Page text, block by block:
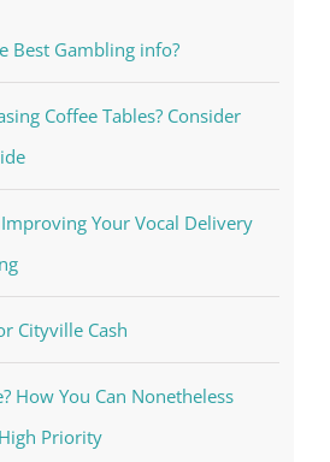
Best Gambling info?
Coffee Tables? Consider
Your Vocal Delivery
Cityville Cash
How You Can Nonetheless
Priority